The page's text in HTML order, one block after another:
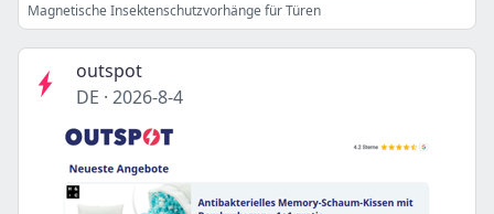
Magnetische Insektenschutzvorhänge für Türen
outspot
DE · 2026-8-4